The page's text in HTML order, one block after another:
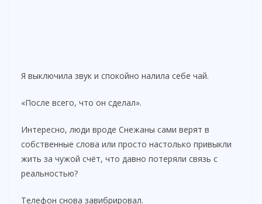
Я выключила звук и спокойно налила себе чай.
«После всего, что он сделал».
Интересно, люди вроде Снежаны сами верят в
собственные слова или просто настолько привыкли
жить за чужой счёт, что давно потеряли связь с
реальностью?
Телефон снова завибрировал.